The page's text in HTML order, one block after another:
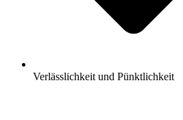
Verlässlichkeit und Pünktlichkeit